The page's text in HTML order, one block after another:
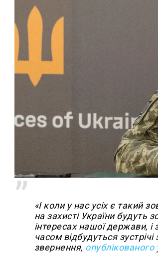
«І коли у нас усіх є такий
на захисті України будуть
інтересах нашої держави,
часом відбудуться
звернення, опублікованого